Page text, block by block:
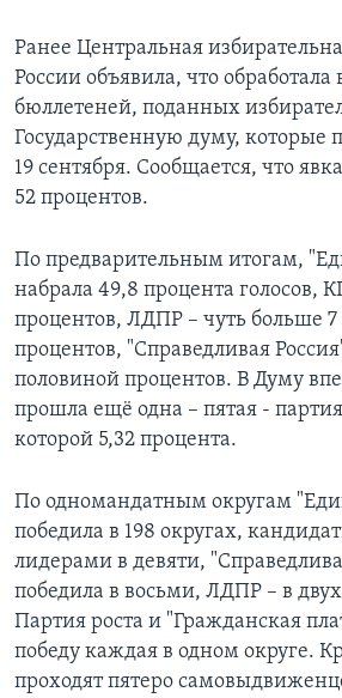
Ранее Центральная
России объявила, что обработала
бюллетеней, поданных
Государственную думу, которые
19 сентября. Сообщается, что
52 процентов.
По предварительным итогам,
набрала 49,8 процента голосов,
процентов, ЛДПР – чуть больше 7
процентов, "Справедливая
половиной процентов. В Думу
прошла ещё одна – пятая -
которой 5,32 процента.
По одномандатным округам
победила в 198 округах,
лидерами в девяти,
победила в восьми, ЛДПР – в
Партия роста и "Гражданская
победу каждая в одном округе.
проходят пятеро